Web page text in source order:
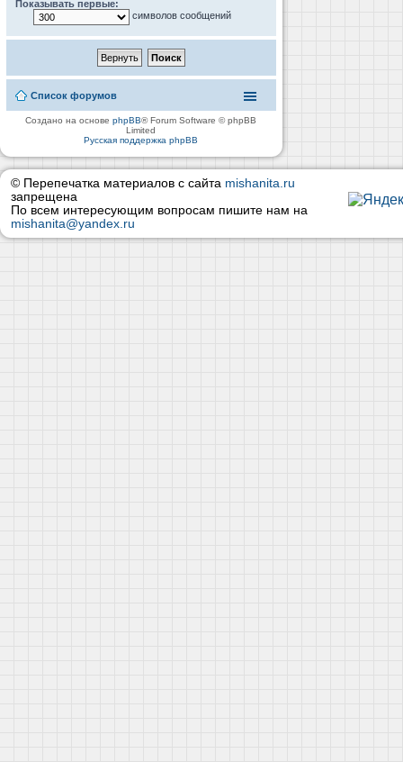
Показывать первые:
символов сообщений
Список форумов
Создано на основеphpBB® Forum Software © phpBB
Limited
Русская поддержка phpBB
© Перепечатка материалов с сайта mishanita.ru
запрещена
По всем интересующим вопросам пишите нам на
mishanita@yandex.ru